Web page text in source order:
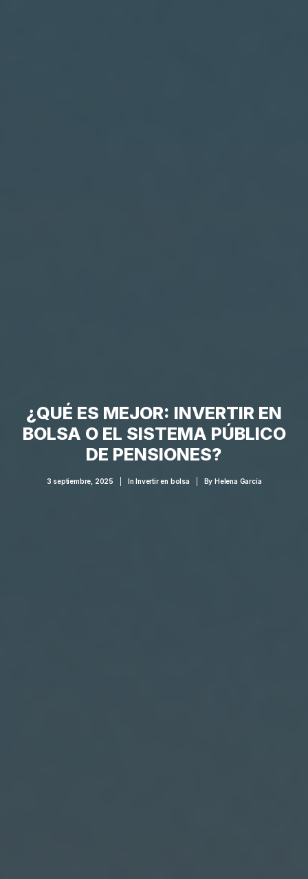
¿QUÉ ES MEJOR: INVERTIR EN
BOLSA O EL SISTEMA PÚBLICO
DE PENSIONES?
3 septiembre, 2025 InInvertir en bolsa ByHelena García